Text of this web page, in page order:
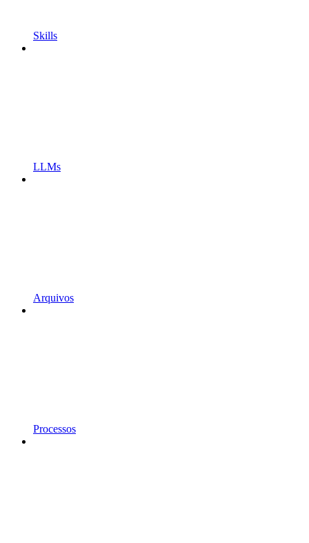
Skills
LLMs
Arquivos
Processos